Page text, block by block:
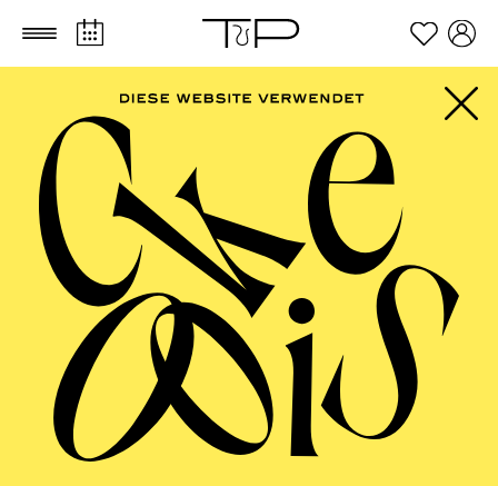
Zum Hauptinhalt springen Zum Footer springen
PHILHARMONIE
Philharmonie entdecken · Babykonzert
"Hör mal, wie das
klingt" I
TICKETS